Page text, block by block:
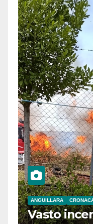
ANGUILLARA
Vasto